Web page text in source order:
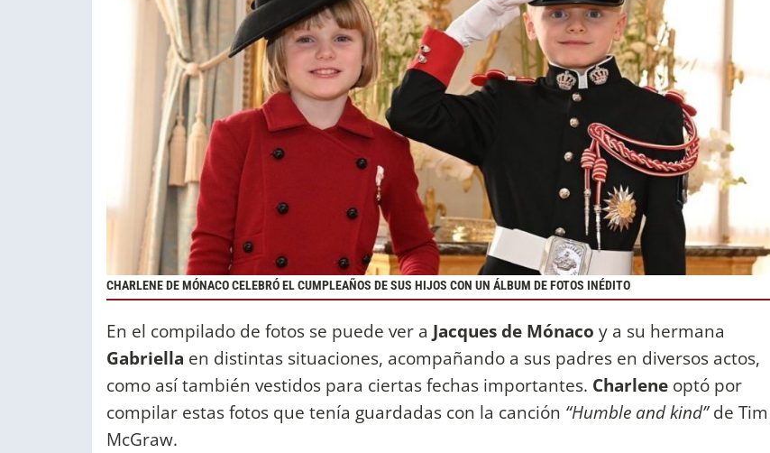
CHARLENE DE MÓNACO CELEBRÓ EL CUMPLEAÑOS DE SUS HIJOS CON UN ÁLBUM DE FOTOS INÉDITO
En el compilado de fotos se puede ver a Jacques de Mónaco y a su hermana
Gabriella en distintas situaciones, acompañando a sus padres en diversos actos,
como así también vestidos para ciertas fechas importantes. Charlene optó por
compilar estas fotos que tenía guardadas con la canción “Humble and kind”de Tim
McGraw.